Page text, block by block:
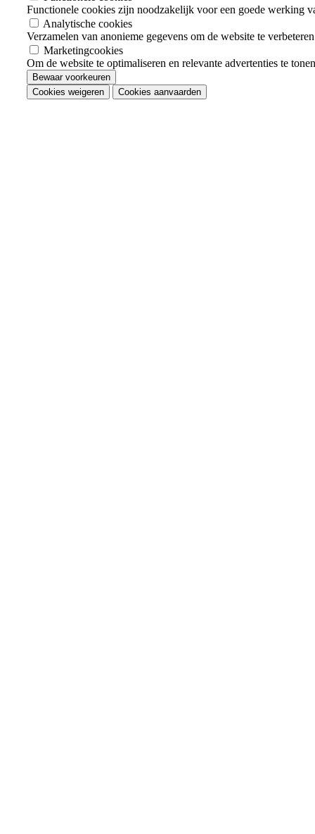
Functionele cookies zijn noodzakelijk voor een goede werking
Analytische cookies
Verzamelen van anonieme gegevens om de website te
Marketingcookies
Om de website te optimaliseren en relevante advertenties te
Bewaar voorkeuren
Cookies weigeren
Cookies aanvaarden